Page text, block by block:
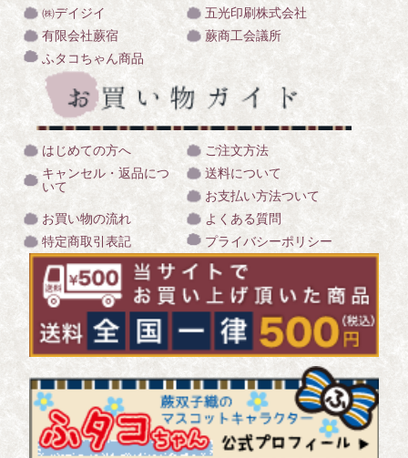
㈱デイジイ
五光印刷株式会社
有限会社蕨宿
蕨商工会議所
ふタコちゃん商品
はじめての方へ
ご注文方法
キャンセル・返品につ
いて
送料について
お支払い方法ついて
お買い物の流れ
よくある質問
特定商取引表記
プライバシーポリシー